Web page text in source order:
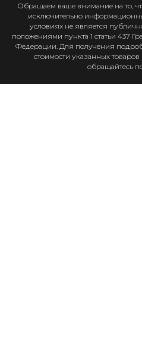
Обращаем ваше внимание на то,
исключительно
условиях не является
положениями пункта 1 статьи 437
Федерации. Для получения
стоимости указанных товаров
обращайтесь